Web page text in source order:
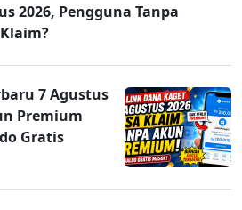
2026, Pengguna Tanpa
7 Agustus
Premium
Gratis